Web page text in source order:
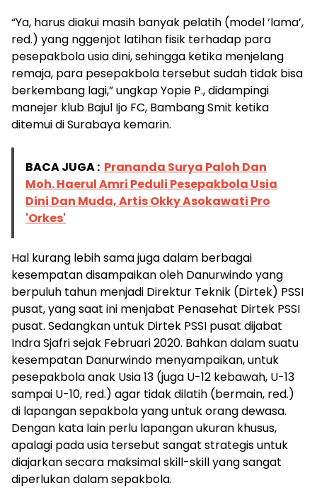
“Ya, harus diakui masih banyak pelatih (model ‘lama’,
red.) yang nggenjot latihan fisik terhadap para
pesepakbola usia dini, sehingga ketika menjelang
remaja, para pesepakbola tersebut sudah tidak bisa
berkembang lagi,” ungkap Yopie P., didampingi
manejer klub Bajul Ijo FC, Bambang Smit ketika
ditemui di Surabaya kemarin.
BACA JUGA : Prananda Surya Paloh Dan
Moh. Haerul Amri Peduli Pesepakbola Usia
Dini Dan Muda, Artis Okky Asokawati Pro
'Orkes'
Hal kurang lebih sama juga dalam berbagai
kesempatan disampaikan oleh Danurwindo yang
berpuluh tahun menjadi Direktur Teknik (Dirtek) PSSI
pusat, yang saat ini menjabat Penasehat Dirtek PSSI
pusat. Sedangkan untuk Dirtek PSSI pusat dijabat
Indra Sjafri sejak Februari 2020. Bahkan dalam suatu
kesempatan Danurwindo menyampaikan, untuk
pesepakbola anak Usia 13 (juga U-12 kebawah, U-13
sampai U-10, red.) agar tidak dilatih (bermain, red.)
di lapangan sepakbola yang untuk orang dewasa.
Dengan kata lain perlu lapangan ukuran khusus,
apalagi pada usia tersebut sangat strategis untuk
diajarkan secara maksimal skill-skill yang sangat
diperlukan dalam sepakbola.